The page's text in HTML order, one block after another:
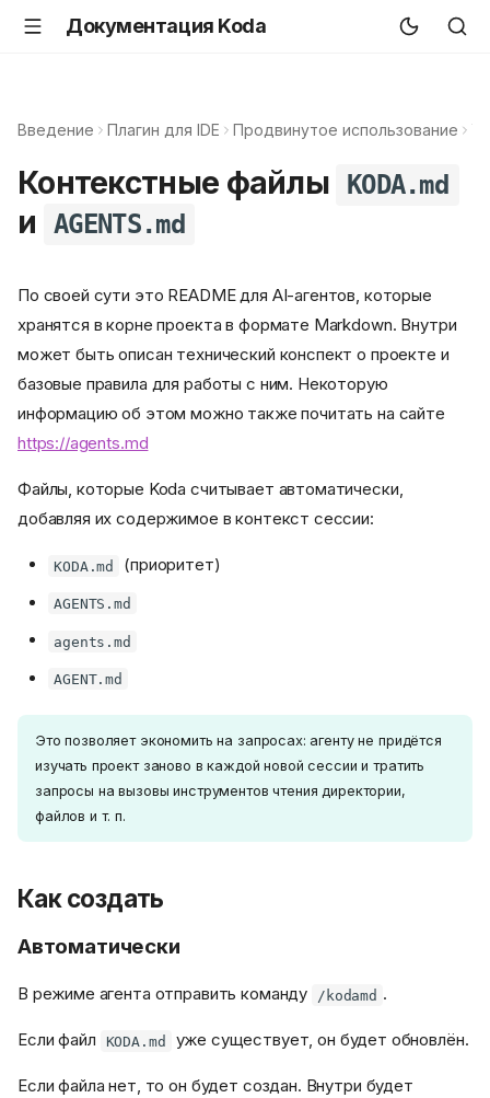
Документация Koda
Введение Плагин для IDE Продвинутое использование
Контекстные файлы KODA.md
и AGENTS.md
По своей сути это README для AI-агентов, которые
хранятся в корне проекта в формате Markdown. Внутри
может быть описан технический конспект о проекте и
базовые правила для работы с ним. Некоторую
информацию об этом можно также почитать на сайте
https://agents.md
Файлы, которые Koda считывает автоматически,
добавляя их содержимое в контекст сессии:
KODA.md (приоритет)
AGENTS.md
agents.md
AGENT.md
Это позволяет экономить на запросах: агенту не придётся
изучать проект заново в каждой новой сессии и тратить
запросы на вызовы инструментов чтения директории,
файлов и т. п.
Как создать
Автоматически
В режиме агента отправить команду /kodamd .
Если файл KODA.md уже существует, он будет обновлён.
Если файла нет, то он будет создан. Внутри будет